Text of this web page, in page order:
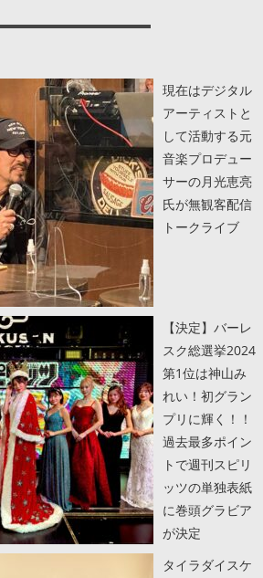
現在はデジタル
アーティストと
して活動する元
音楽プロデュー
サーの月光恵亮
氏が無観客配信
トークライブ
【決定】バーレ
スク総選挙2024
第1位は神山み
れい！初グラン
プリに輝く！！
過去最多ポイン
トで週刊スピリ
ッツの単独表紙
に巻頭グラビア
が決定
タイラダイスケ